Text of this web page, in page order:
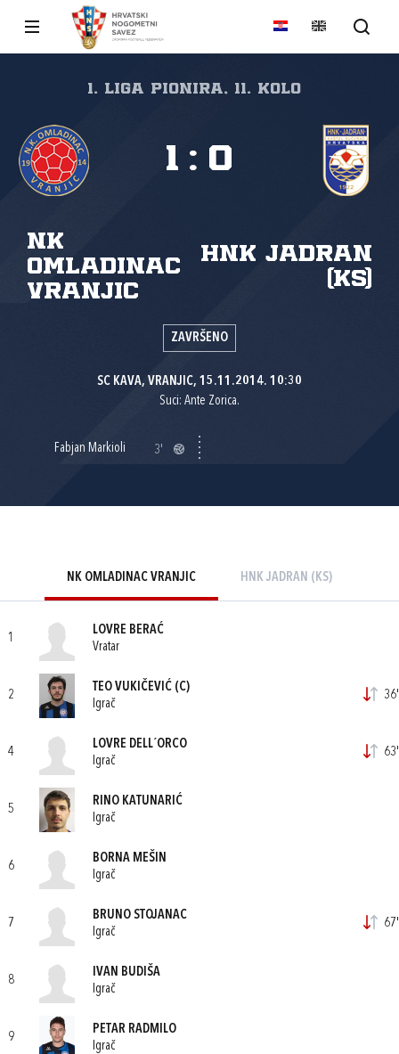
1. liga pionira, 11. kolo
NK
Omladinac
Vranjic
HNK Jadran
(KS)
1 : 0
ZAVRŠENO
SC KAVA, VRANJIC, 15.11.2014. 10:30
Suci: Ante Zorica.
Fabjan Markioli 3'
NK OMLADINAC VRANJIC HNK JADRAN (KS)
1
LOVRE BERAĆ
Vratar
2
TEO VUKIČEVIĆ (C)
Igrač
36'
4
LOVRE DELL´ORCO
Igrač
63'
5
RINO KATUNARIĆ
Igrač
6
BORNA MEŠIN
Igrač
7
BRUNO STOJANAC
Igrač
67'
8
IVAN BUDIŠA
Igrač
9
PETAR RADMILO
Igrač